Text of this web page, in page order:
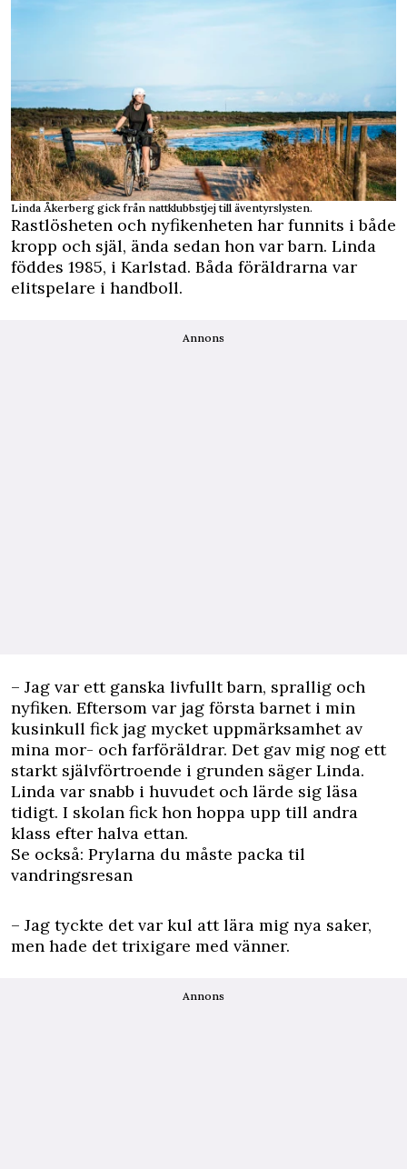
Linda Åkerberg gick från nattklubbstjej till äventyrslysten.
Rastlösheten och nyfikenheten har funnits i både
kropp och själ, ända sedan hon var barn. Linda
föddes 1985, i Karlstad. Båda föräldrarna var
elitspelare i handboll.
Annons
– Jag var ett ganska livfullt barn, sprallig och
nyfiken. Eftersom var jag första barnet i min
kusinkull fick jag mycket uppmärksamhet av
mina mor- och farföräldrar. Det gav mig nog ett
starkt självförtroende i grunden säger Linda.
Linda var snabb i huvudet och lärde sig läsa
tidigt. I skolan fick hon hoppa upp till andra
klass efter halva ettan.
Se också: Prylarna du måste packa til
vandringsresan
– Jag tyckte det var kul att lära mig nya saker,
men hade det trixigare med vänner.
Annons